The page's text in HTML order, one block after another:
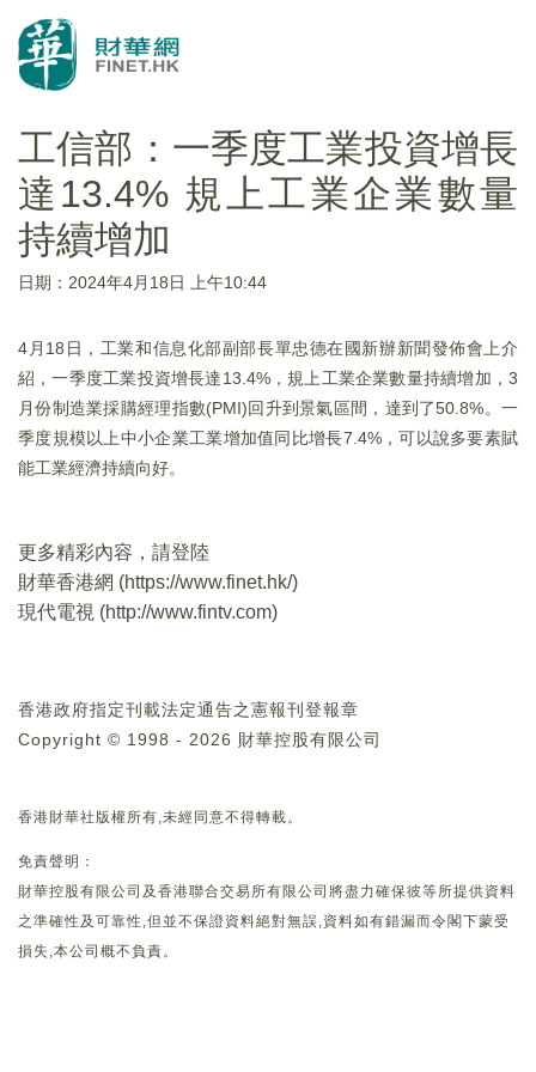
工信部：一季度工業投資增長
達13.4% 規上工業企業數量
持續增加
日期：2024年4月18日 上午10:44
4月18日，工業和信息化部副部長單忠德在國新辦新聞發佈會上介
紹，一季度工業投資增長達13.4%，規上工業企業數量持續增加，3
月份制造業採購經理指數(PMI)回升到景氣區間，達到了50.8%。一
季度規模以上中小企業工業增加值同比增長7.4%，可以說多要素賦
能工業經濟持續向好。
更多精彩內容，請登陸
財華香港網 (https://www.finet.hk/)
現代電視 (http://www.fintv.com)
香港政府指定刊載法定通告之憲報刊登報章
Copyright © 1998 - 2026 財華控股有限公司
香港財華社版權所有,未經同意不得轉載。
免責聲明：
財華控股有限公司及香港聯合交易所有限公司將盡力確保彼等所提供資料
之準確性及可靠性,但並不保證資料絕對無誤,資料如有錯漏而令閣下蒙受
損失,本公司概不負責。